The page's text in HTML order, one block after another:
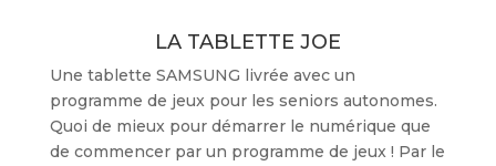
LA TABLETTE JOE
Une tablette SAMSUNG livrée avec un
programme de jeux pour les seniors autonomes.
Quoi de mieux pour démarrer le numérique que
de commencer par un programme de jeux ! Par le